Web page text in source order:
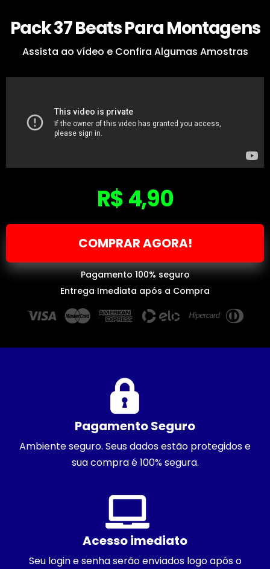
Pack 37 Beats Para Montagens
Assista ao vídeo e Confira Algumas Amostras
R$ 4,90
COMPRAR AGORA!
Pagamento 100% seguro
Entrega Imediata após a Compra
Pagamento Seguro
Ambiente seguro. Seus dados estão protegidos e
sua compra é 100% segura.
Acesso imediato
Seu login e senha serão enviados logo após o